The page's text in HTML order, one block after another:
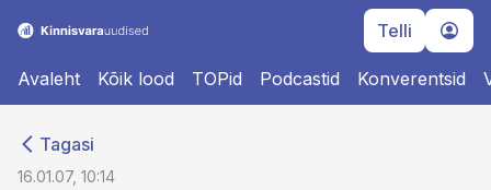
Telli
Avaleht Kõik lood TOPid Podcastid Konverentsid
Tagasi
16.01.07, 10:14